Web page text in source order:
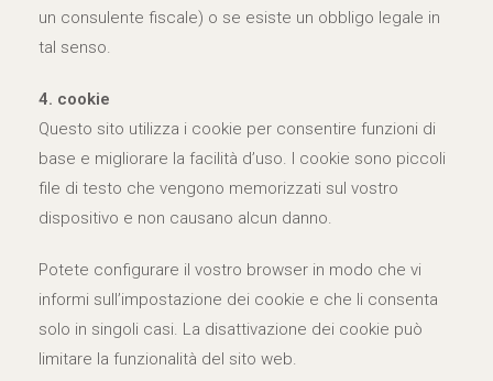
un consulente fiscale) o se esiste un obbligo legale in
tal senso.
4. cookie
Questo sito utilizza i cookie per consentire funzioni di
base e migliorare la facilità d’uso. I cookie sono piccoli
file di testo che vengono memorizzati sul vostro
dispositivo e non causano alcun danno.
Potete configurare il vostro browser in modo che vi
informi sull’impostazione dei cookie e che li consenta
solo in singoli casi. La disattivazione dei cookie può
limitare la funzionalità del sito web.